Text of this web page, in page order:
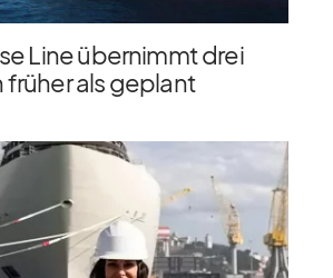
Line übernimmt drei
als geplant